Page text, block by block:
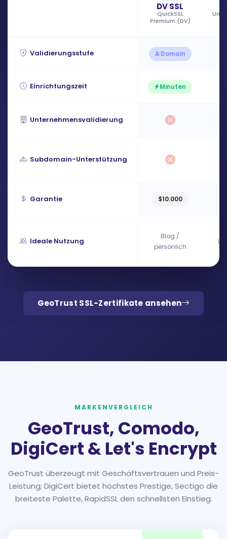
DV SSL
QuickSSL
Premium (DV)
Validierungsstufe Domain
Einrichtungszeit Minuten
Unternehmensvalidierung
Subdomain-Unterstützung
Garantie $10.000
Ideale Nutzung
Blog /
persönlich
GeoTrust SSL-Zertifikate ansehen
MARKENVERGLEICH
GeoTrust, Comodo,
DigiCert & Let's Encrypt
GeoTrust überzeugt mit Geschäftsvertrauen und Preis-
Leistung; DigiCert bietet höchstes Prestige, Sectigo die
breiteste Palette, RapidSSL den schnellsten Einstieg.